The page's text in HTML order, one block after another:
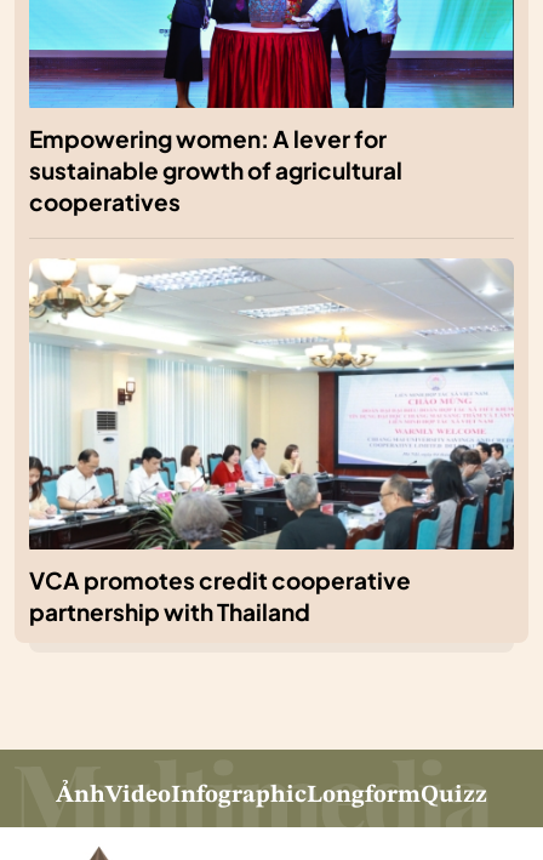
Empowering women: A lever for
sustainable growth of agricultural
cooperatives
VCA promotes credit cooperative
partnership with Thailand
ẢnhVideoInfographicLongformQuizz